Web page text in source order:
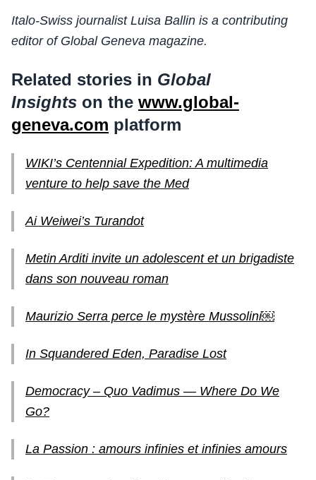
Italo-Swiss journalist Luisa Ballin is a contributing
editor of Global Geneva magazine.
Related stories in Global
Insights on the www.global-
geneva.com platform
WIKI’s Centennial Expedition: A multimedia
venture to help save the Med
Ai Weiwei’s Turandot
Metin Arditi invite un adolescent et un brigadiste
dans son nouveau roman
Maurizio Serra perce le mystère Mussolini￼
In Squandered Eden, Paradise Lost
Democracy – Quo Vadimus — Where Do We
Go?
La Passion : amours infinies et infinies amours